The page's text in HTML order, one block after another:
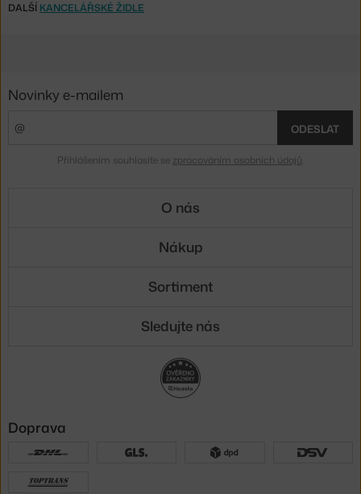
DALŠÍ KANCELÁŘSKÉ ŽIDLE
Novinky e-mailem
ODESLAT
Přihlášením souhlasíte se zpracováním osobních údajů
O nás
Nákup
Sortiment
Sledujte nás
Doprava